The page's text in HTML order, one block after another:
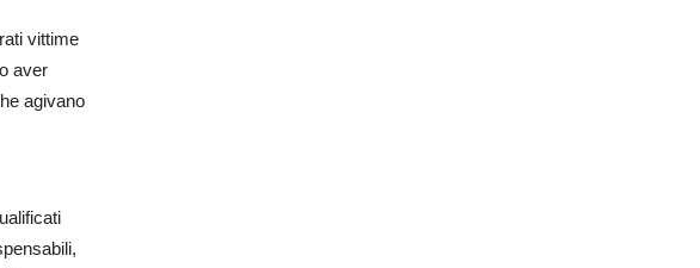
vittime
aver
agivano